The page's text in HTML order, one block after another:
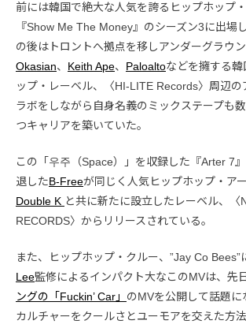
前には韓国で絶大な人気を誇るヒップホップ
『Show Me The Money』のシーズン3に出場
の後はトロントへ拠点を移しアンダーグラウン
Okasian、 Keith Ape、 Paloaltoなどを擁する
ップ・レーベル、〈HI-LITE Records〉周辺の
ラボをしながら自身名義のミックステープも
つキャリアを築いていた。
この「우주（Space）」を収録した『Arter 7
退したB-Freeが同じく人気ヒップホップ・アー
Double K と共に新たに設立したレーベル、〈
RECORDS〉からリリースされている。
また、ヒップホップ・クルー、”Jay Co Bees”
Lee監修によるインパクト大なこのMVは、先
ングの「Fuckin’ Car」 のMVを公開して話題に
カルチャーをクールさとユーモアを交えた方